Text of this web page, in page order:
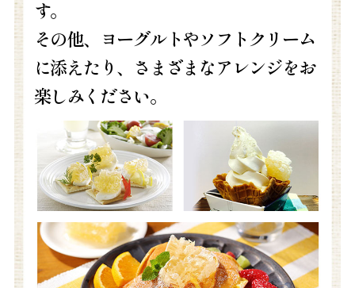
す。
その他、ヨーグルトやソフトクリーム
に添えたり、さまざまなアレンジをお
楽しみください。